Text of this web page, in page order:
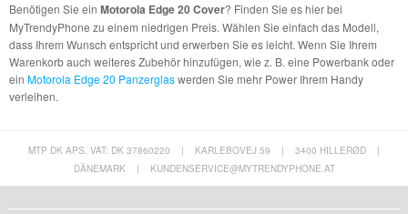
Benötigen Sie ein Motorola Edge 20 Cover? Finden Sie es hier bei
MyTrendyPhone zu einem niedrigen Preis. Wählen Sie einfach das Modell,
dass Ihrem Wunsch entspricht und erwerben Sie es leicht. Wenn Sie Ihrem
Warenkorb auch weiteres Zubehör hinzufügen, wie z. B. eine Powerbank oder
ein Motorola Edge 20 Panzerglaswerden Sie mehr Power Ihrem Handy
verleihen.
MTP DK APS, VAT: DK 37860220 | KARLEBOVEJ 59 | 3400 HILLERØD
|
DÄNEMARK
| KUNDENSERVICE@MYTRENDYPHONE.AT